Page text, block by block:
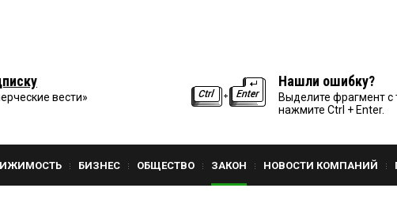
вести»
Нашли ошибку?
Выделите фрагмент с
нажмите Ctrl + Enter.
БИЗНЕС ОБЩЕСТВО ЗАКОН НОВОСТИ КОМПАНИЙ